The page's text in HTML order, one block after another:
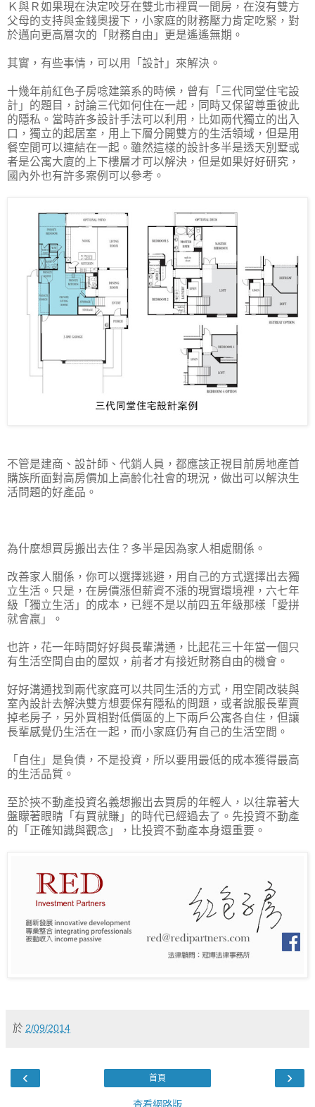
Ｋ與Ｒ如果現在決定咬牙在雙北市裡買一間房，在沒有雙方
父母的支持與金錢奧援下，小家庭的財務壓力肯定吃緊，對
於邁向更高層次的「財務自由」更是遙遙無期。
其實，有些事情，可以用「設計」來解決。
十幾年前紅色子房唸建築系的時候，曾有「三代同堂住宅設
計」的題目，討論三代如何住在一起，同時又保留尊重彼此
的隱私。當時許多設計手法可以利用，比如兩代獨立的出入
口，獨立的起居室，用上下層分開雙方的生活領域，但是用
餐空間可以連結在一起。雖然這樣的設計多半是透天別墅或
者是公寓大廈的上下樓層才可以解決，但是如果好好研究，
國內外也有許多案例可以參考。
不管是建商、設計師、代銷人員，都應該正視目前房地產首
購族所面對高房價加上高齡化社會的現況，做出可以解決生
活問題的好產品。
為什麼想買房搬出去住？多半是因為家人相處關係。
改善家人關係，你可以選擇逃避，用自己的方式選擇出去獨
立生活。只是，在房價漲但薪資不漲的現實環境裡，六七年
級「獨立生活」的成本，已經不是以前四五年級那樣「愛拼
就會贏」。
也許，花一年時間好好與長輩溝通，比起花三十年當一個只
有生活空間自由的屋奴，前者才有接近財務自由的機會。
好好溝通找到兩代家庭可以共同生活的方式，用空間改裝與
室內設計去解決雙方想要保有隱私的問題，或者說服長輩賣
掉老房子，另外買相對低價區的上下兩戶公寓各自住，但讓
長輩感覺仍生活在一起，而小家庭仍有自己的生活空間。
「自住」是負債，不是投資，所以要用最低的成本獲得最高
的生活品質。
至於挾不動產投資名義想搬出去買房的年輕人，以往靠著大
盤矇著眼睛「有買就賺」的時代已經過去了。先投資不動產
的「正確知識與觀念」，比投資不動產本身還重要。
於 2/09/2014
‹ ›
首頁
查看網路版